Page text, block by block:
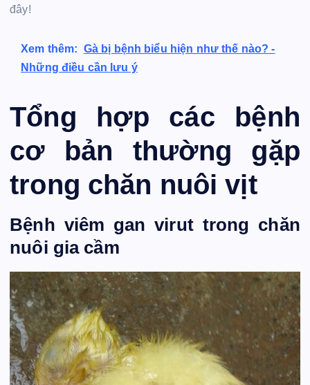
đây!
Xem thêm: Gà bị bệnh biểu hiện như thế nào? -
Những điều cần lưu ý
Tổng hợp các bệnh
cơ bản thường gặp
trong chăn nuôi vịt
Bệnh viêm gan virut trong chăn
nuôi gia cầm